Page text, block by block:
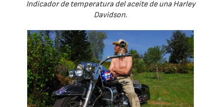
Indicador de temperatura del aceite de una Harley
Davidson.